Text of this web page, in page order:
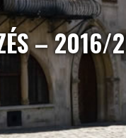
– 2016/